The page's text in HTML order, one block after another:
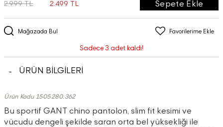
Mağazada Bul Favorilerime Ekle
2.999 TL 2.499 TL Sepete Ekle
Sadece 3 adet kaldı!
ÜRÜN BİLGİLERİ
Ürün Kodu 1505280.362
Bu sportif GANT chino pantolon, slim fit kesimi ve
vücudu dengeli şekilde saran orta bel yüksekliği ile